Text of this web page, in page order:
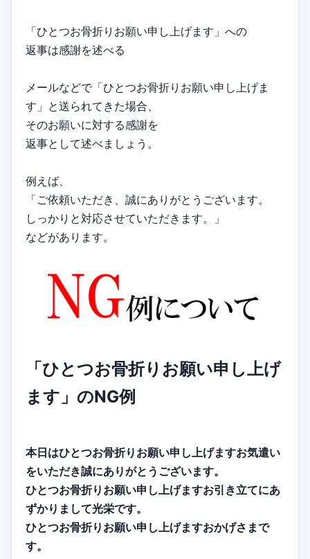
「ひとつお骨折りお願い申し上げます」への
返事は感謝を述べる
メールなどで「ひとつお骨折りお願い申し上げま
す」と送られてきた場合、
そのお願いに対する感謝を
返事として述べましょう。
例えば、
「ご依頼いただき、誠にありがとうございます。
しっかりと対応させていただきます。」
などがあります。
「ひとつお骨折りお願い申し上げ
ます」のNG例
本日はひとつお骨折りお願い申し上げますお気遣い
をいただき誠にありがとうございます。
ひとつお骨折りお願い申し上げますお引き立てにあ
ずかりまして光栄です。
ひとつお骨折りお願い申し上げますおかげさまで
す。